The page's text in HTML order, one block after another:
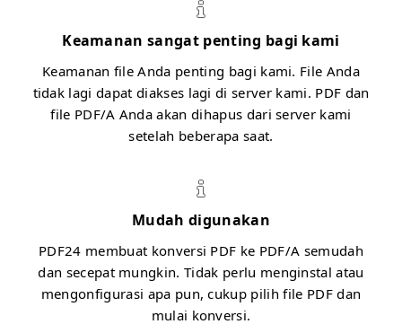
Keamanan sangat penting bagi kami
Keamanan file Anda penting bagi kami. File Anda
tidak lagi dapat diakses lagi di server kami. PDF dan
file PDF/A Anda akan dihapus dari server kami
setelah beberapa saat.
Mudah digunakan
PDF24 membuat konversi PDF ke PDF/A semudah
dan secepat mungkin. Tidak perlu menginstal atau
mengonfigurasi apa pun, cukup pilih file PDF dan
mulai konversi.